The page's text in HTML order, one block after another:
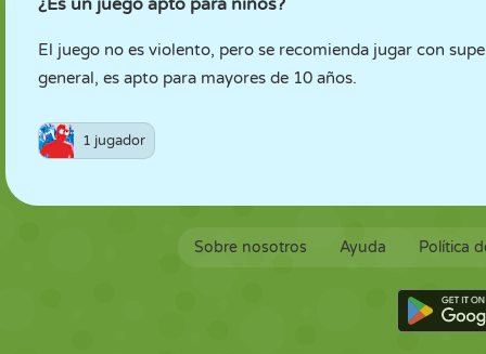
¿Es un juego apto para niños?
El juego no es violento, pero se recomienda jugar con
general, es apto para mayores de 10 años.
1 jugador
Sobre nosotros Ayuda Política